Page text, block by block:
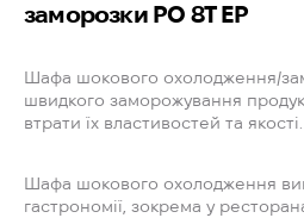
заморозки PO 8T EP
Шафа шокового охолодження/
швидкого заморожування
втрати їх властивостей та якості.
Шафа шокового охолодження
гастрономії, зокрема у